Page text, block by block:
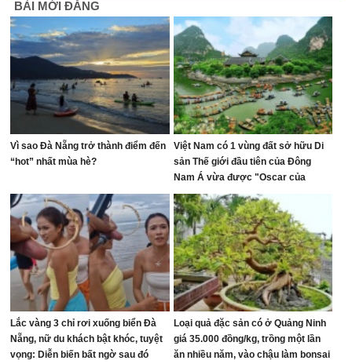
BÀI MỚI ĐĂNG
Vì sao Đà Nẵng trở thành điểm đến
“hot” nhất mùa hè?
Việt Nam có 1 vùng đất sở hữu Di
sản Thế giới đầu tiên của Đông
Nam Á vừa được "Oscar của
ngành du lịch" đề cử, là nơi tỷ phú
Xuân Trường đầu tư KDL tâm linh
12.000 ha
Lắc vàng 3 chỉ rơi xuống biển Đà
Nẵng, nữ du khách bật khóc, tuyệt
vọng: Diễn biến bất ngờ sau đó
Loại quả đặc sản có ở Quảng Ninh
giá 35.000 đồng/kg, trồng một lần
ăn nhiều năm, vào chậu làm bonsai